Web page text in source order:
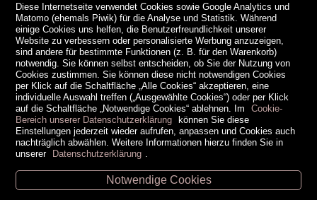
Unsere Öffnungszeiten
Diese Internetseite verwendet Cookies sowie Google Analytics und
Matomo (ehemals Piwik) für die Analyse und Statistik. Während
einige Cookies uns helfen, die Benutzerfreundlichkeit unserer
Website zu verbessern oder personalisierte Werbung anzuzeigen,
sind andere für bestimmte Funktionen (z. B. für den Warenkorb)
notwendig. Sie können selbst entscheiden, ob Sie der Nutzung von
Cookies zustimmen. Sie können diese nicht notwendigen Cookies
per Klick auf die Schaltfläche „Alle Cookies“ akzeptieren, eine
individuelle Auswahl treffen („Ausgewählte Cookies“) oder per Klick
auf die Schaltfläche „Notwendige Cookies“ ablehnen. Im
Cookie-
Bereich unserer Datenschutzerklärung können Sie diese
Einstellungen jederzeit wieder aufrufen, anpassen und Cookies auch
nachträglich abwählen. Weitere Informationen hierzu finden Sie in
unserer Datenschutzerklärung
Notwendige Cookies